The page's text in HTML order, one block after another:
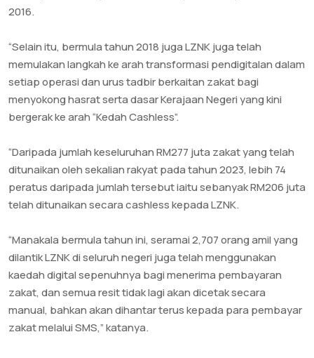
2016.
“Selain itu, bermula tahun 2018 juga LZNK juga telah
memulakan langkah ke arah transformasi pendigitalan dalam
setiap operasi dan urus tadbir berkaitan zakat bagi
menyokong hasrat serta dasar Kerajaan Negeri yang kini
bergerak ke arah “Kedah Cashless”.
“Daripada jumlah keseluruhan RM277 juta zakat yang telah
ditunaikan oleh sekalian rakyat pada tahun 2023, lebih 74
peratus daripada jumlah tersebut iaitu sebanyak RM206 juta
telah ditunaikan secara cashless kepada LZNK.
“Manakala bermula tahun ini, seramai 2,707 orang amil yang
dilantik LZNK di seluruh negeri juga telah menggunakan
kaedah digital sepenuhnya bagi menerima pembayaran
zakat, dan semua resit tidak lagi akan dicetak secara
manual, bahkan akan dihantar terus kepada para pembayar
zakat melalui SMS,” katanya.